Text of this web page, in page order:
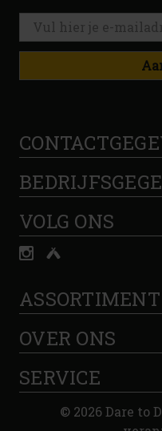
VOLG ONS
ASSORTIMENT
OVER ONS
SERVICE
© 2026 Dare to